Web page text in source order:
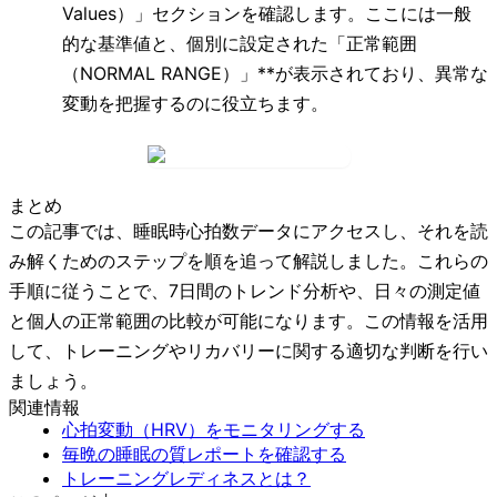
Values）」 セクションを確認します。ここには一般
的な基準値と、個別に設定された 「正常範囲
（NORMAL RANGE）」**が表示されており、異常な
変動を把握するのに役立ちます。
まとめ
この記事では、睡眠時心拍数データにアクセスし、それを読
み解くためのステップを順を追って解説しました。これらの
手順に従うことで、7日間のトレンド分析や、日々の測定値
と個人の正常範囲の比較が可能になります。この情報を活用
して、トレーニングやリカバリーに関する適切な判断を行い
ましょう。
関連情報
心拍変動（HRV）をモニタリングする
毎晩の睡眠の質レポートを確認する
トレーニングレディネスとは？